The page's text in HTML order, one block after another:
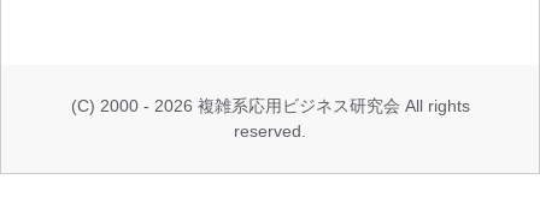
(C) 2000 - 2026 複雑系応用ビジネス研究会 All rights
reserved.